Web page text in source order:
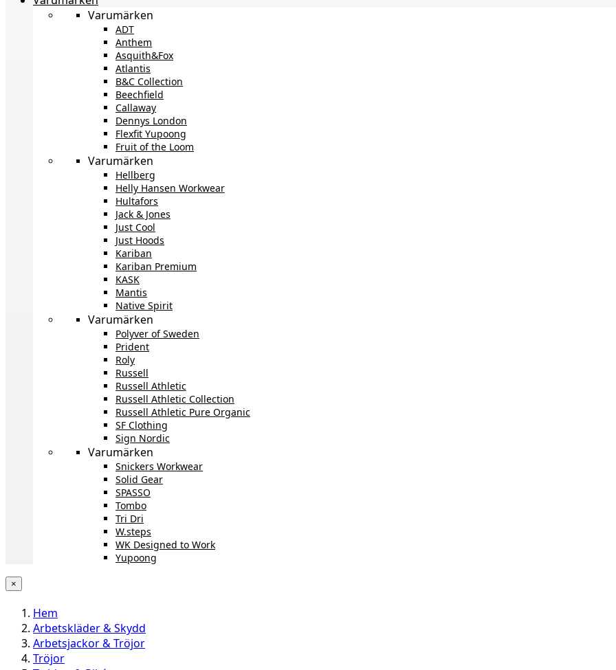
Varumärken
ADT
Anthem
Asquith&Fox
Atlantis
B&C Collection
Beechfield
Callaway
Dennys London
Flexfit Yupoong
Fruit of the Loom
Varumärken
Hellberg
Helly Hansen Workwear
Hultafors
Jack & Jones
Just Cool
Just Hoods
Kariban
Kariban Premium
KASK
Mantis
Native Spirit
Varumärken
Polyver of Sweden
Prident
Roly
Russell
Russell Athletic
Russell Athletic Collection
Russell Athletic Pure Organic
SF Clothing
Sign Nordic
Varumärken
Snickers Workwear
Solid Gear
SPASSO
Tombo
Tri Dri
W.steps
WK Designed to Work
Yupoong
×
Hem
Arbetskläder & Skydd
Arbetsjackor & Tröjor
Tröjor